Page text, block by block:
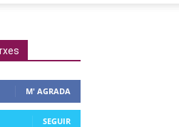
M' AGRADA
SEGUIR